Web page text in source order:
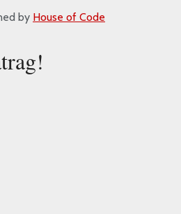
by House of Code